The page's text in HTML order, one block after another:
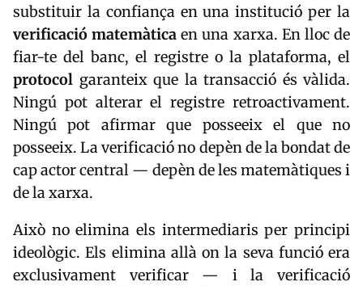
substituir la confiança en una institució per la
verificació matemàtica en una xarxa. En lloc de
fiar-te del banc, el registre o la plataforma, el
protocol garanteix que la transacció és vàlida.
Ningú pot alterar el registre retroactivament.
Ningú pot afirmar que posseeix el que no
posseeix. La verificació no depèn de la bondat de
cap actor central — depèn de les matemàtiques i
de la xarxa.
Això no elimina els intermediaris per principi
ideològic. Els elimina allà on la seva funció era
exclusivament verificar — i la verificació